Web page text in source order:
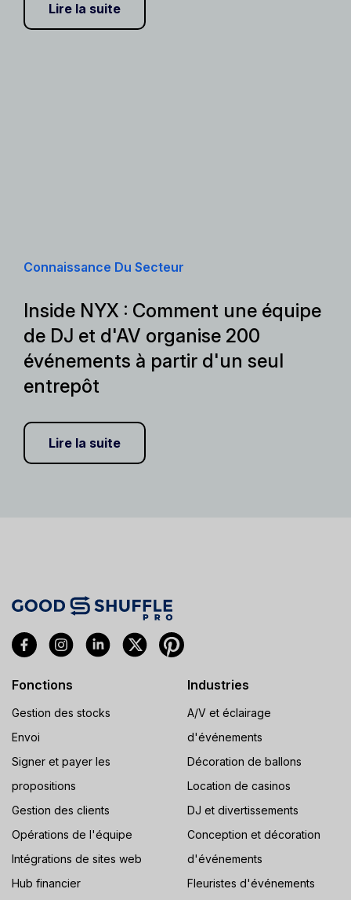
Lire la suite
Connaissance Du Secteur
Inside NYX : Comment une équipe
de DJ et d'AV organise 200
événements à partir d'un seul
entrepôt
Lire la suite
Fonctions
Gestion des stocks
Envoi
Signer et payer les
propositions
Gestion des clients
Opérations de l'équipe
Intégrations de sites web
Hub financier
Industries
A/V et éclairage
d'événements
Décoration de ballons
Location de casinos
DJ et divertissements
Conception et décoration
d'événements
Fleuristes d'événements